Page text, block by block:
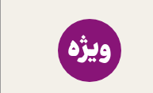
ویژه